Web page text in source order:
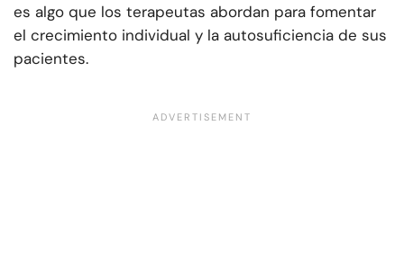
es algo que los terapeutas abordan para fomentar
el crecimiento individual y la autosuficiencia de sus
pacientes.